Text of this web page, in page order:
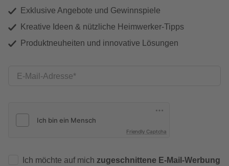
Exklusive Angebote und Gewinnspiele
Kreative Ideen & nützliche Heimwerker-Tipps
Produktneuheiten und innovative Lösungen
E-Mail-Adresse
Friendly Captcha
Ich möchte auf mich zugeschnittene E-Mail-Werbung